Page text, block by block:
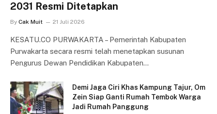
2031 Resmi Ditetapkan
By Cak Muit 21 Juli 2026
KESATU.CO PURWAKARTA – Pemerintah Kabupaten
Purwakarta secara resmi telah menetapkan susunan
Pengurus Dewan Pendidikan Kabupaten…
Demi Jaga Ciri Khas Kampung Tajur, Om
Zein Siap Ganti Rumah Tembok Warga
Jadi Rumah Panggung